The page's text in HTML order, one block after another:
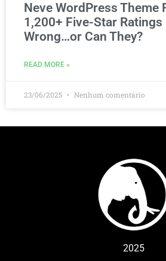
Neve WordPress Theme
1,200+ Five-Star Ratings
Wrong…or Can They?
READ MORE »
23/06/2025 Nenhum comentário
2025